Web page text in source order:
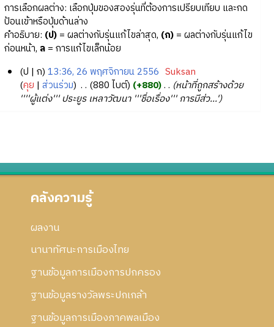
การเลือกผลต่าง: เลือกปุ่มของสองรุ่นที่ต้องการเปรียบเทียบ และกด
ป้อนเข้าหรือปุ่มด้านล่าง
คำอธิบาย: (ป)= ผลต่างกับรุ่นแก้ไขล่าสุด, (ก)= ผลต่างกับรุ่นแก้ไข
ก่อนหน้า, ล= การแก้ไขเล็กน้อย
จิ
ก
ป ก 13:36, 26 พฤศจิกายน 2556 Suksan
คุย ส่วนร่วม ‎ 880 ไบต์ +880 ‎
หน้าที่ถูกสร้างด้วย
''''ผู้แต่ง''' ประยูร เหลาวัฒนา '''ชื่อเรื่อง''' การมีส่ว...'
คลังความรู้
ผลงาน
นานาทัศนะการเมืองไทย
ฐานข้อมูลการเมืองการปกครอง
ฐานข้อมูลรางวัลพระปกเกล้า
ฐานข้อมูลการเมืองภาคพลเมือง